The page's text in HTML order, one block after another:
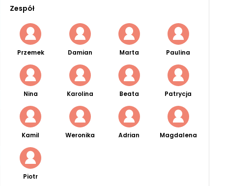
Zespół
Przemek Damian Marta Paulina
Nina Karolina Beata Patrycja
Kamil Weronika Adrian Magdalena
Piotr